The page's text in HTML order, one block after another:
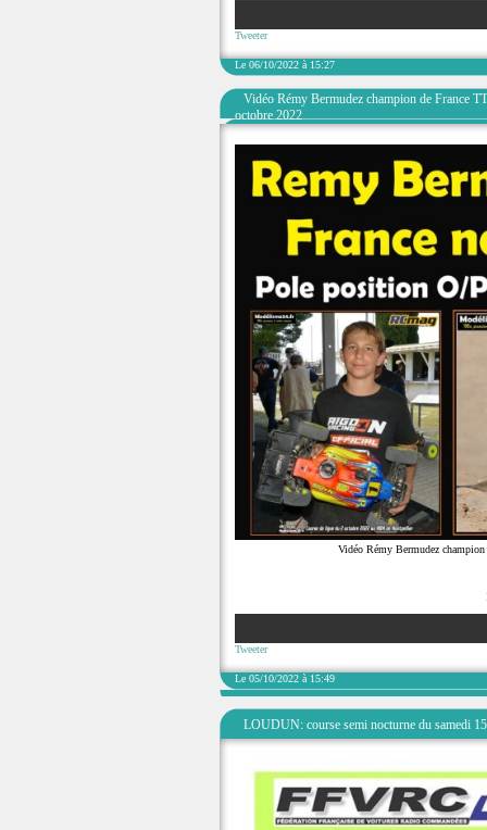
Tweeter
Le 06/10/2022 à 15:27
Vidéo Rémy Bermudez champion de France
octobre 2022
Vidéo Rémy Bermudez
Tweeter
Le 05/10/2022 à 15:49
LOUDUN: course semi nocturne du samedi